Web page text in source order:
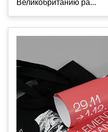
Великобританию ра...